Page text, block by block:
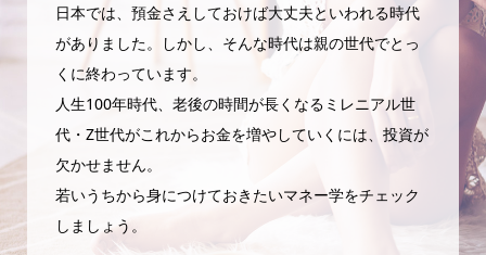
日本では、預金さえしておけば大丈夫といわれる時代
がありました。しかし、そんな時代は親の世代でとっ
くに終わっています。
人生100年時代、老後の時間が長くなるミレニアル世
代・Z世代がこれからお金を増やしていくには、投資が
欠かせません。
若いうちから身につけておきたいマネー学をチェック
しましょう。